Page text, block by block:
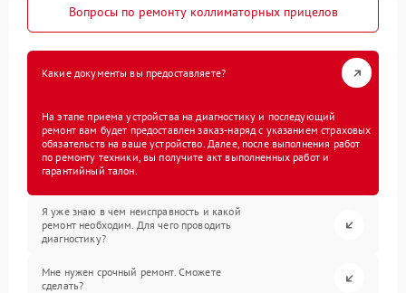
Вопросы по ремонту коллиматорных прицелов
Какие документы вы предоставляете?
На этапе приема устройства на диагностику и последующий
ремонт вам будет предоставлен заказ-наряд с указанием страховых
обязательств на ваше устройство. Далее, после выполнения работ
по ремонту техники, вы получите акт выполненных работ и
гарантийный талон.
Я уже знаю в чем неисправность и какой
ремонт необходим. Для чего проводить
диагностику?
Мне нужен срочный ремонт. Сможете
сделать?